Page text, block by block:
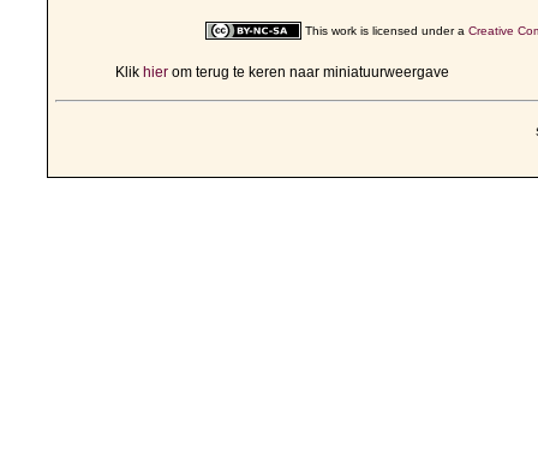
This work is licensed under a Creative
Klik hier om terug te keren naar miniatuurweergave